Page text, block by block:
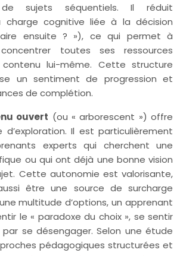
de sujets séquentiels. Il réduit
charge cognitive liée à la décision
ensuite ? »), ce qui permet à
toutes ses ressources
lui-même. Cette structure
un sentiment de progression et
de complétion.
ouvert (ou « arborescent ») offre
Il est particulièrement
experts qui cherchent une
ou qui ont déjà une bonne vision
Cette autonomie est valorisante,
être une source de surcharge
multitude d’options, un apprenant
le « paradoxe du choix », se sentir
se désengager. Selon une étude
pédagogiques structurées et